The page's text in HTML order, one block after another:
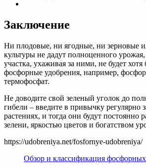
Заключение
Ни плодовые, ни ягодные, ни зерновые
культуры не дадут полноценного урожая,
участка, ухаживая за ними, не будет
фосфорные удобрения, например,
термофосфат.
Не доводите свой зеленый уголок до
гибели – введите в привычку регулярно
растениях, и тогда они будут постоянно
зелени, яркостью цветов и богатством
https://udobreniya.net/fosfornye-udobreniya/
Обзор и классификация